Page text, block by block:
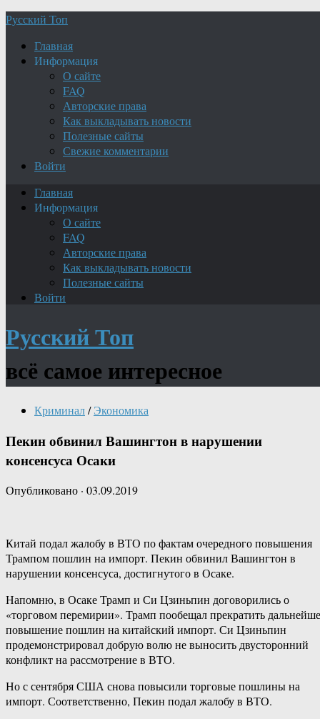
Русский Топ
Главная
Информация
О сайте
FAQ
Авторские права
Как выкладывать новости
Полезные сайты
Свежие комментарии
Войти
Главная
Информация
О сайте
FAQ
Авторские права
Как выкладывать новости
Полезные сайты
Войти
Русский Топ
всё самое интересное
Криминал/ Экономика
Пекин обвинил Вашингтон в нарушении
консенсуса Осаки
Опубликовано · 03.09.2019
Китай подал жалобу в ВТО по фактам очередного повышения
Трампом пошлин на импорт. Пекин обвинил Вашингтон в
нарушении консенсуса, достигнутого в Осаке.
Напомню, в Осаке Трамп и Си Цзиньпин договорились о
«торговом перемирии». Трамп пообещал прекратить
повышение пошлин на китайский импорт. Си Цзиньпин
продемонстрировал добрую волю не выносить двусторонний
конфликт на рассмотрение в ВТО.
Но с сентября США снова повысили торговые пошлины на
импорт. Соответственно, Пекин подал жалобу в ВТО.